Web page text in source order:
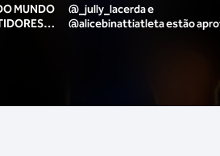
MUNDO
@_jully_lacerda​ e
@alicebinattiatleta​ estão